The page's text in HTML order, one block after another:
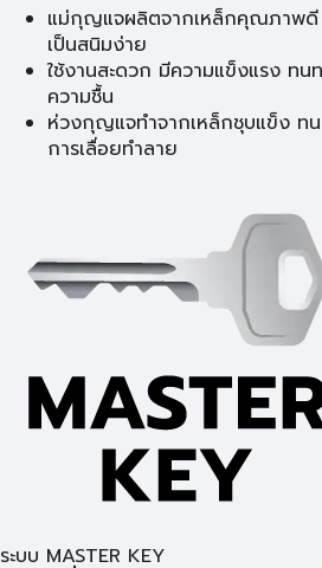
แม่กุญแจผลิตจากเหล็กคุณภาพดี
เป็นสนิมง่าย
ใช้งานสะดวก มีความแข็งแรง ท
ความชื้น
ห่วงกุญแจทำจากเหล็กชุบแข็ง ท
การเลื่อยทำลาย
ระบบ MASTER KEY